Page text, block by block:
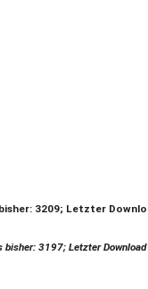
3209; Letzter
bisher: 3197; Letzter